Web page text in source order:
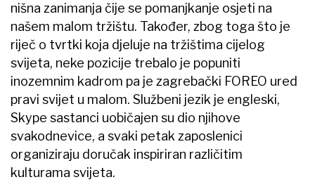
nišna zanimanja čije se pomanjkanje osjeti na
našem malom tržištu. Također, zbog toga što je
riječ o tvrtki koja djeluje na tržištima cijelog
svijeta, neke pozicije trebalo je popuniti
inozemnim kadrom pa je zagrebački FOREO ured
pravi svijet u malom. Službeni jezik je engleski,
Skype sastanci uobičajen su dio njihove
svakodnevice, a svaki petak zaposlenici
organiziraju doručak inspiriran različitim
kulturama svijeta.